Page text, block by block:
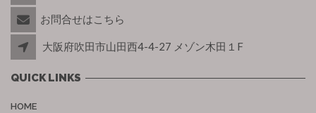
お問合せはこちら
大阪府吹田市山田西4-4-27 メゾン木田１F
QUICK LINKS
HOME